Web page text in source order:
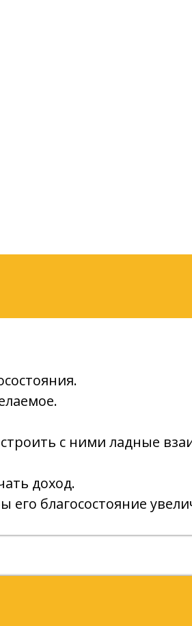
с ними ладные
доход.
благосостояние